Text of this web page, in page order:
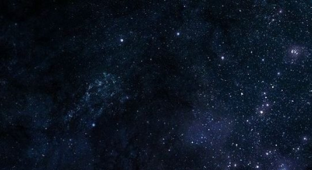
Plus de 2800 critiques de films